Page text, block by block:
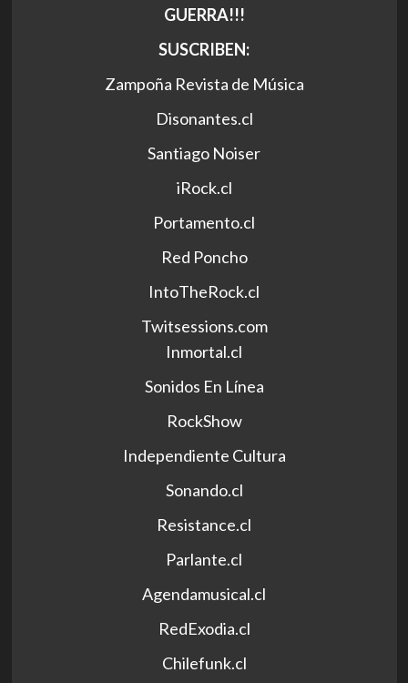
GUERRA!!!
SUSCRIBEN:
Zampoña Revista de Música
Disonantes.cl
Santiago Noiser
iRock.cl
Portamento.cl
Red Poncho
IntoTheRock.cl
Twitsessions.com
Inmortal.cl
Sonidos En Línea
RockShow
Independiente Cultura
Sonando.cl
Resistance.cl
Parlante.cl
Agendamusical.cl
RedExodia.cl
Chilefunk.cl